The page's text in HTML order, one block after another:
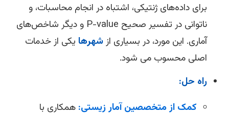
برای داده‌های ژنتیکی، اشتباه در انجام محاسبات، و
ناتوانی در تفسیر صحیح P-value و دیگر شاخص‌های
آماری. این مورد، در بسیاری ازشهرهایکی از خدمات
اصلی محسوب می شود.
راه حل:
کمک از متخصصین آمار زیستی:همکاری با